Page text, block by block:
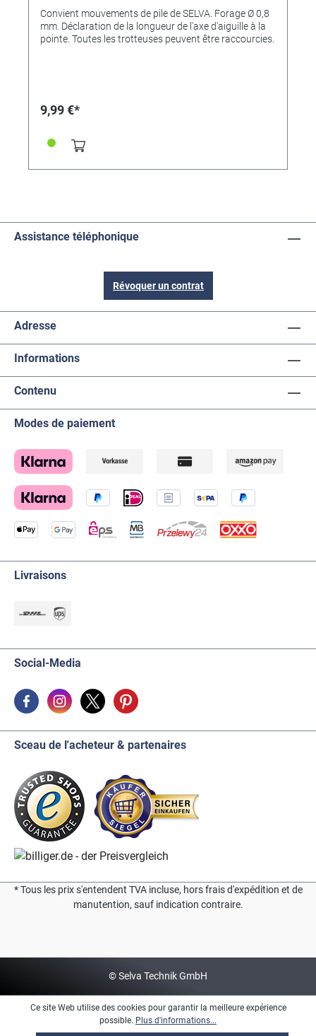
Convient mouvements de pile de SELVA. Forage Ø 0,8
mm. Déclaration de la longueur de l'axe d'aiguille à la
pointe. Toutes les trotteuses peuvent être raccourcies.
9,99 €*
Assistance téléphonique
Révoquer un contrat
Adresse
Informations
Contenu
Modes de paiement
Livraisons
Social-Media
Sceau de l'acheteur & partenaires
* Tous les prix s'entendent TVA incluse, hors frais d'expédition et de
manutention, sauf indication contraire.
© Selva Technik GmbH
Ce site Web utilise des cookies pour garantir la meilleure expérience
possible. Plus d'informations...